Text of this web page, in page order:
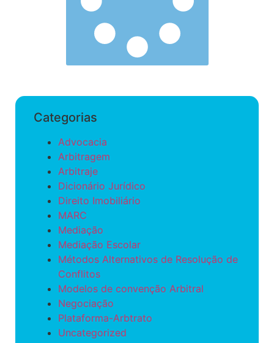
Categorias
Advocacia
Arbitragem
Arbitraje
Dicionário Jurídico
Direito Imobiliário
MARC
Mediação
Mediação Escolar
Métodos Alternativos de Resolução de
Conflitos
Modelos de convenção Arbitral
Negociação
Plataforma-Arbtrato
Uncategorized